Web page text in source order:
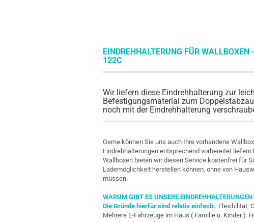
EINDREHHALTERUNG FÜR
122C
Wir liefern diese Eindrehhalterung zur
Befestigungsmaterial zum
noch mit der Eindrehhalterung
Gerne können Sie uns auch Ihre vorhandene
Eindrehhalterungen entsprechend vorbereitet
Wallboxen bieten wir diesen Service kostenfrei für
Lademöglichkeit herstellen können, ohne von
müssen.
WARUM GIBT ES UNSERE
Die Gründe hierfür sind relativ einfach. Flexibilität,
Mehrere E-Fahrzeuge im Haus ( Familie u. Kinder